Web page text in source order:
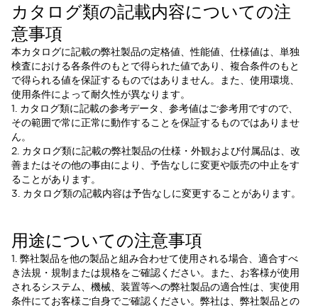
カタログ類の記載内容についての注
意事項
本カタログに記載の弊社製品の定格値、性能値、仕様値は、単独
検査における各条件のもとで得られた値であり、複合条件のもと
で得られる値を保証するものではありません。また、使用環境、
使用条件によって耐久性が異なります。
1. カタログ類に記載の参考データ、参考値はご参考用ですので、
その範囲で常に正常に動作することを保証するものではありませ
ん。
2. カタログ類に記載の弊社製品の仕様・外観および付属品は、改
善またはその他の事由により、予告なしに変更や販売の中止をす
ることがあります。
3. カタログ類の記載内容は予告なしに変更することがあります。
用途についての注意事項
1. 弊社製品を他の製品と組み合わせて使用される場合、適合すべ
き法規・規制または規格をご確認ください。また、お客様が使用
されるシステム、機械、装置等への弊社製品の適合性は、実使用
条件にてお客様ご自身でご確認ください。弊社は、弊社製品との